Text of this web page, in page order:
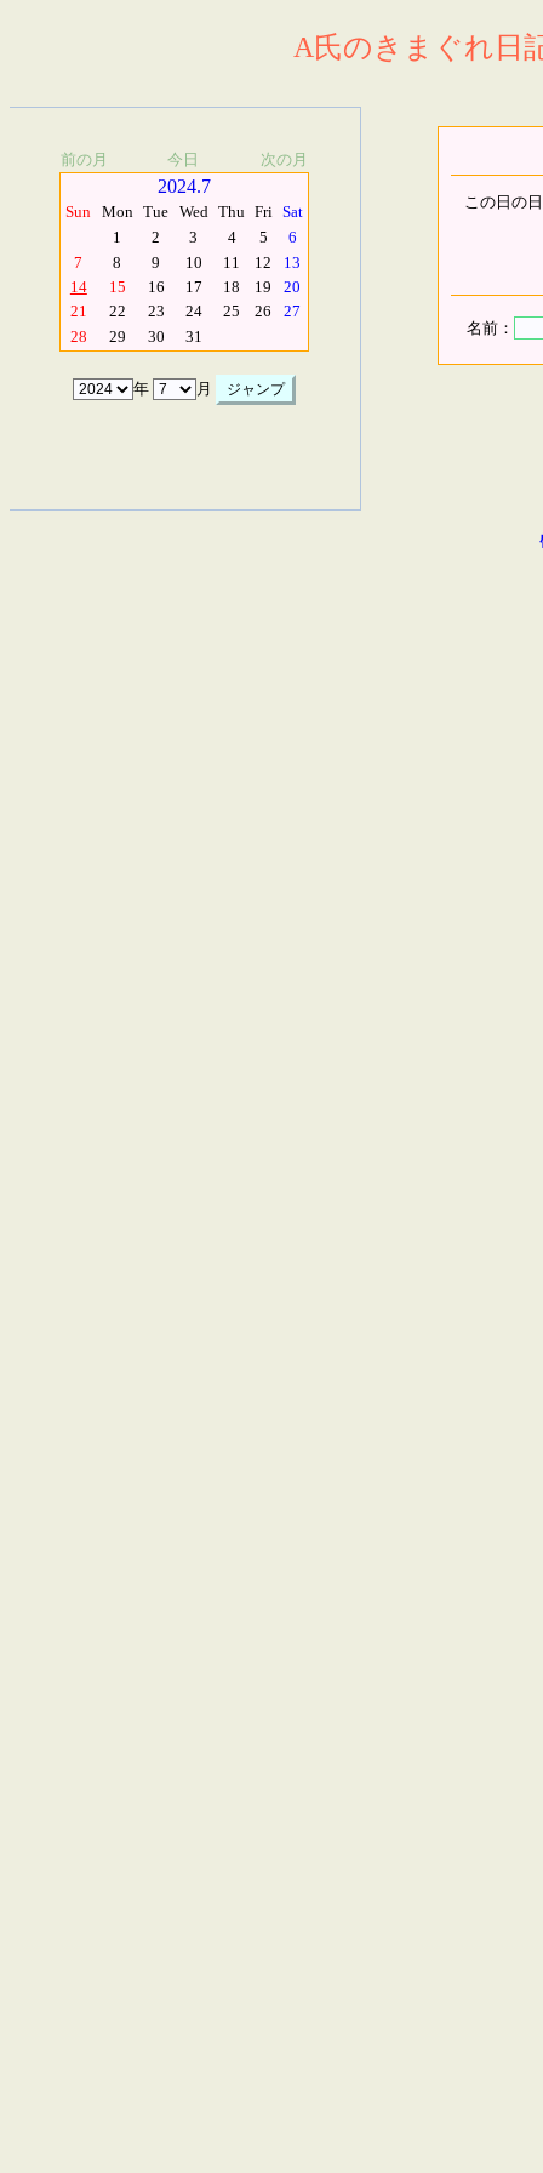
A氏のきまぐれ日
前の月 今日 次の月
2024.7
Sun Mon Tue Wed Thu Fri Sat
1
2 3 4 5
6
7
8 9 10 11 12
13
14
15 16 17 18 19
20
21
22 23 24 25 26
27
28
29 30 31
年 月
この日の
名前：